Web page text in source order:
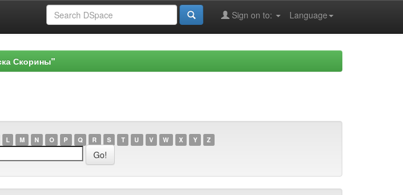
Language
Sign on to:
Скорины"
L M N O P Q R S T U V W X Y Z